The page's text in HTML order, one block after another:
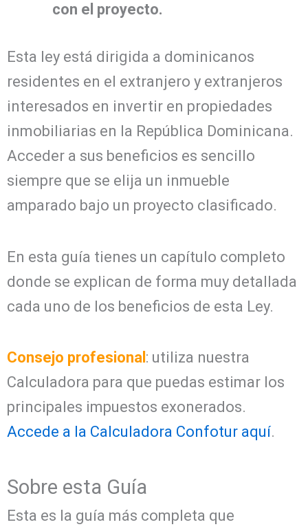
con el proyecto.
Esta ley está dirigida a dominicanos
residentes en el extranjero y extranjeros
interesados en invertir en propiedades
inmobiliarias en la República Dominicana.
Acceder a sus beneficios es sencillo
siempre que se elija un inmueble
amparado bajo un proyecto clasificado.
En esta guía tienes un capítulo completo
donde se explican de forma muy detallada
cada uno de los beneficios de esta Ley.
Consejo profesional : utiliza nuestra
Calculadora para que puedas estimar los
principales impuestos exonerados.
Accede a la Calculadora Confotur aquí.
Sobre esta Guía
Esta es la guía más completa que